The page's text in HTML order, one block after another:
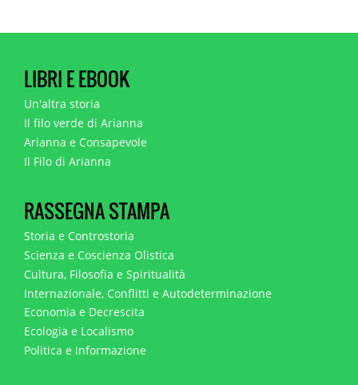
LIBRI E EBOOK
Un'altra storia
Il filo verde di Arianna
Arianna e Consapevole
Il Filo di Arianna
RASSEGNA STAMPA
Storia e Controstoria
Scienza e Coscienza Olistica
Cultura, Filosofia e Spiritualità
Internazionale, Conflitti e Autodeterminazione
Economia e Decrescita
Ecologia e Localismo
Politica e Informazione